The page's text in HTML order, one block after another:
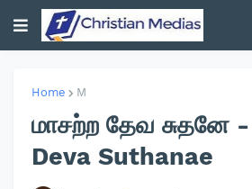
Home M
மாசற்ற தேவ சுதனே
Deva Suthanae